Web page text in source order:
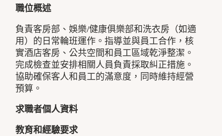
職位概述
負責客房部、娛樂/健康俱樂部和洗衣房（如適
用）的日常輪班運作。指導並與員工合作，核
實酒店客房、公共空間和員工區域乾淨整潔。
完成檢查並安排相關人員負責採取糾正措施。
協助確保客人和員工的滿意度，同時維持經營
預算。
求職者個人資料
教育和經驗要求